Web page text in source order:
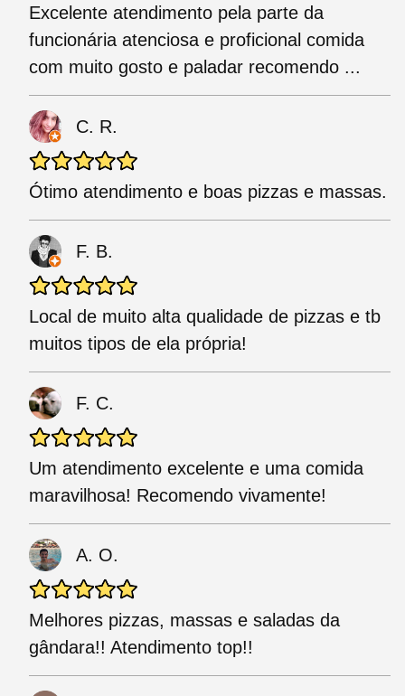
Excelente atendimento pela parte da
funcionária atenciosa e proficional comida
com muito gosto e paladar recomendo ...
C. R.
Ótimo atendimento e boas pizzas e massas.
F. B.
Local de muito alta qualidade de pizzas e tb
muitos tipos de ela própria!
F. C.
Um atendimento excelente e uma comida
maravilhosa! Recomendo vivamente!
A. O.
Melhores pizzas, massas e saladas da
gândara!! Atendimento top!!